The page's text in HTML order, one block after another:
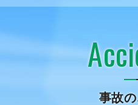
事故